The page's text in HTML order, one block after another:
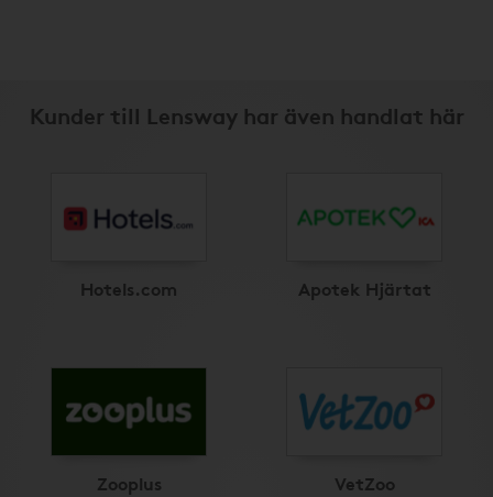
Kunder till Lensway har även handlat här
Hotels.com Apotek Hjärtat
Zooplus VetZoo